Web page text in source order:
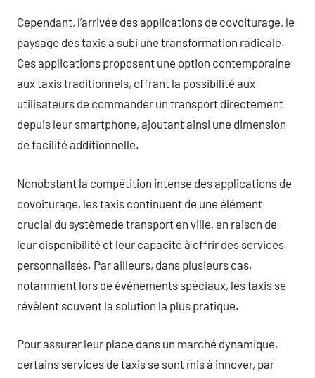
Cependant, l’arrivée des applications de covoiturage, le
paysage des taxis a subi une transformation radicale.
Ces applications proposent une option contemporaine
aux taxis traditionnels, offrant la possibilité aux
utilisateurs de commander un transport directement
depuis leur smartphone, ajoutant ainsi une dimension
de facilité additionnelle.
Nonobstant la compétition intense des applications de
covoiturage, les taxis continuent de une élément
crucial du systèmede transport en ville, en raison de
leur disponibilité et leur capacité à offrir des services
personnalisés. Par ailleurs, dans plusieurs cas,
notamment lors de événements spéciaux, les taxis se
révèlent souvent la solution la plus pratique.
Pour assurer leur place dans un marché dynamique,
certains services de taxis se sont mis à innover, par